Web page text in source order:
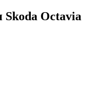
Skoda Octavia